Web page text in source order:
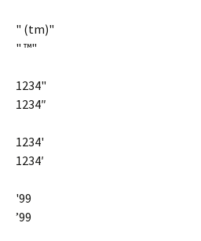
" (tm)"
" ™"
1234"
1234″
1234'
1234′
'99
’99